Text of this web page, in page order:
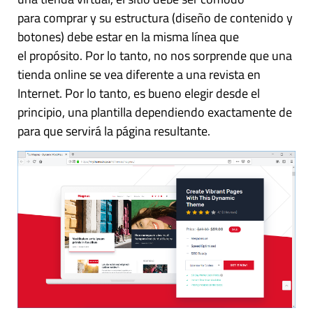
para comprar y su estructura (diseño de contenido y
botones) debe estar en la misma línea que
el propósito. Por lo tanto, no nos sorprende que una
tienda online se vea diferente a una revista en
Internet. Por lo tanto, es bueno elegir desde el
principio, una plantilla dependiendo exactamente de
para que servirá la página resultante.